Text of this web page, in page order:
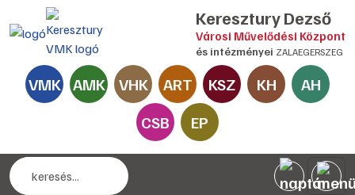
Keresztury Dezső
Városi Művelődési Központ
és intézményei ZALAEGERSZEG
VMK AMK VHK ART KSZ KH
AH
CSB
EP